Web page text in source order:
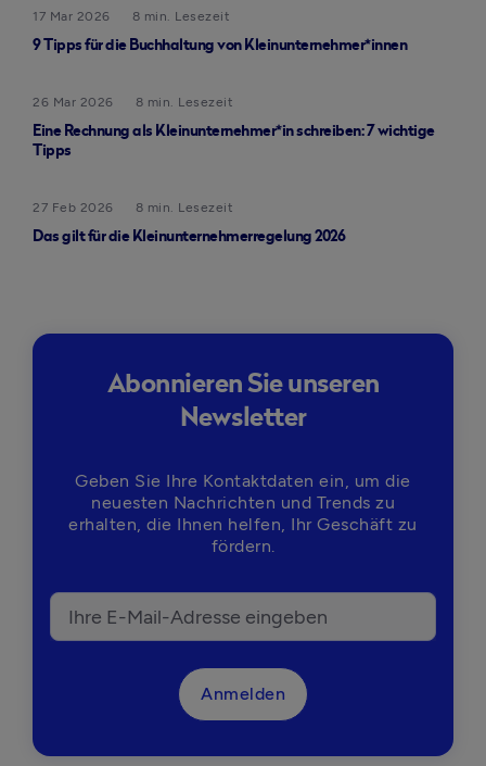
17 Mar 2026
8 min. Lesezeit
9 Tipps für die Buchhaltung von Kleinunternehmer*innen
26 Mar 2026
8 min. Lesezeit
Eine Rechnung als Kleinunternehmer*in schreiben: 7 wichtige
Tipps
27 Feb 2026
8 min. Lesezeit
Das gilt für die Kleinunternehmerregelung​ 2026
Abonnieren Sie unseren
Newsletter
Geben Sie Ihre Kontaktdaten ein, um die
neuesten Nachrichten und Trends zu
erhalten, die Ihnen helfen, Ihr Geschäft zu
fördern.
Anmelden